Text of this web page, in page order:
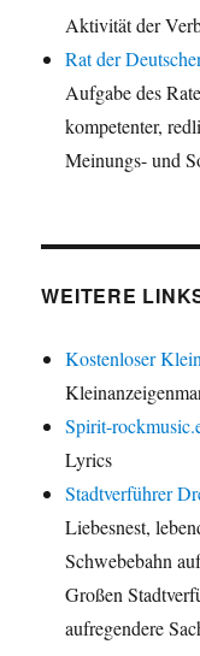
Aktivität der
Rat der
Aufgabe des
kompetenter,
Meinungs- und
WEITERE
Kostenloser
Spirit-
Lyrics
Stadtverführer
Liebesnest,
Schwebebahn
Großen
aufregendere